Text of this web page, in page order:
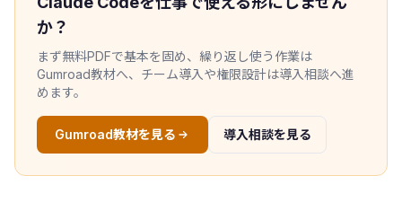
か？
まず無料PDFで基本を固め、繰り返し使う作業は
Gumroad教材へ、チーム導入や権限設計は導入相談へ進
めます。
Gumroad教材を見る 導入相談を見る